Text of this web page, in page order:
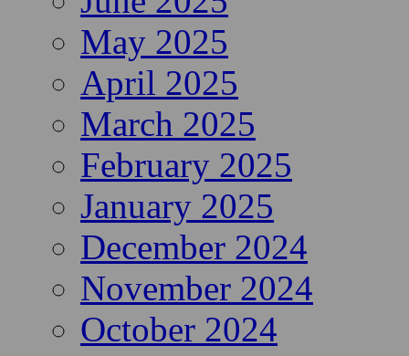
May 2025
April 2025
March 2025
February 2025
January 2025
December 2024
November 2024
October 2024